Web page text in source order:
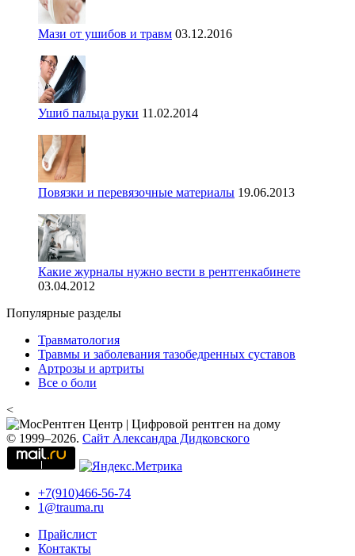
Мази от ушибов и травм 03.12.2016
Ушиб пальца руки 11.02.2014
Повязки и перевязочные материалы 19.06.2013
Какие журналы нужно вести в рентгенкабинете
03.04.2012
Популярные разделы
Травматология
Травмы и заболевания тазобедренных суставов
Артрозы и артриты
Все о боли
<
© 1999–2026. Сайт Александра Дидковского
+7(910)466-56-74
1@trauma.ru
Прайслист
Контакты